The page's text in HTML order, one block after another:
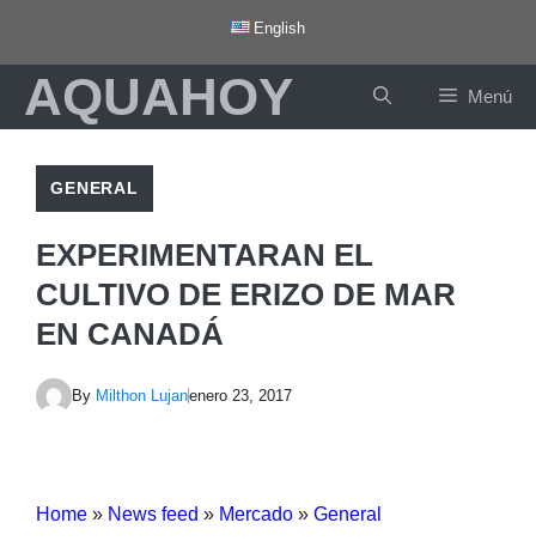
contenido
English
AQUAHOY Menú
GENERAL
EXPERIMENTARAN EL
CULTIVO DE ERIZO DE MAR
EN CANADÁ
By Milthon Lujanenero 23, 2017
Home » News feed » Mercado » General